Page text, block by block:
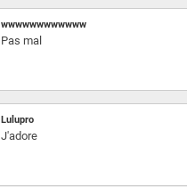
wwwwwwwwwwww
Pas mal
Lulupro
J'adore